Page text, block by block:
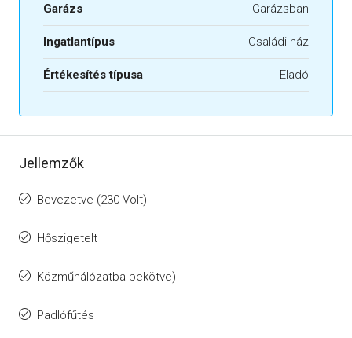
Garázs Garázsban
Ingatlantípus Családi ház
Értékesítés típusa Eladó
Jellemzők
Bevezetve (230 Volt)
Hőszigetelt
Közműhálózatba bekötve)
Padlófűtés